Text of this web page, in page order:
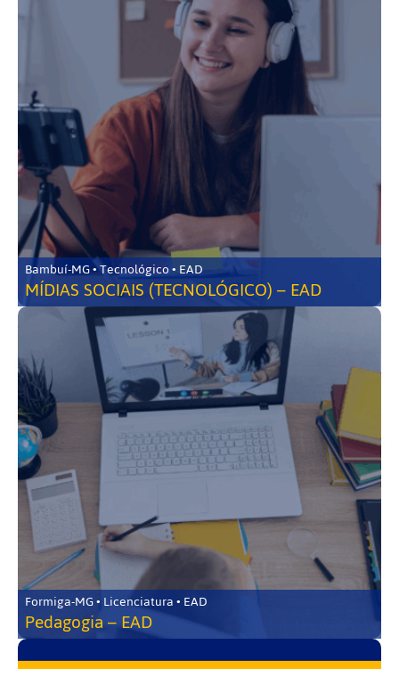
Bambuí-MG • Tecnológico • EAD
MÍDIAS SOCIAIS (TECNOLÓGICO) – EAD
Formiga-MG • Licenciatura • EAD
Pedagogia – EAD